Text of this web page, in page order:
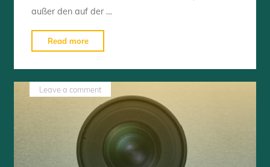
außer den auf der …
Read more
1
Firmware
Version
1.6"
Leave a comment